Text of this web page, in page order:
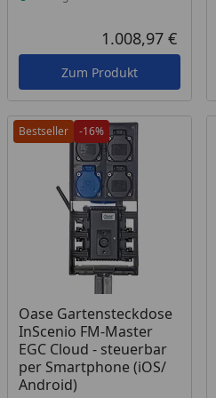
1.008,97 €
Zum Produkt
Bestseller -16%
Oase Gartensteckdose
InScenio FM-Master
EGC Cloud - steuerbar
per Smartphone (iOS/
Android)